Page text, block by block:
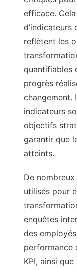
efficace. Cela
d’indicateurs
reflètent les
quantifiables
progrès
changement.
indicateurs
objectifs
garantir que
atteints.
De
utilisés pour
enquêtes
des
performance
KPI, ainsi